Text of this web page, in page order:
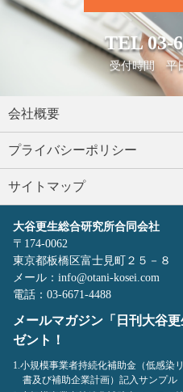
TEL03-
受付時間 平
会社概要
プライバシーポリシー
サイトマップ
大谷更生総合研究所合同会社
〒174-0062
東京都板橋区富士見町２５－８
メール：info@otani-kosei.com
電話：03-6671-4488
メールマガジン「日刊大谷
ゼント！
1.小規模事業者持続化補助金（低感染
書及び補助企業計画）記入サンプル